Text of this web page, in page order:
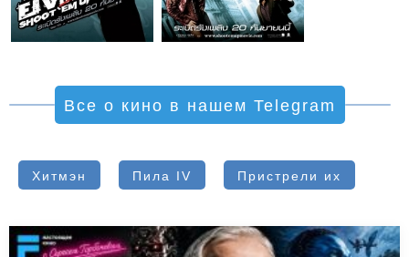
Все о кино в нашем Telegram
Хитмэн Пила IV Пристрели их